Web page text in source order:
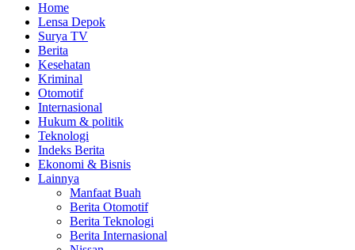
Home
Lensa Depok
Surya TV
Berita
Kesehatan
Kriminal
Otomotif
Internasional
Hukum & politik
Teknologi
Indeks Berita
Ekonomi & Bisnis
Lainnya
Manfaat Buah
Berita Otomotif
Berita Teknologi
Berita Internasional